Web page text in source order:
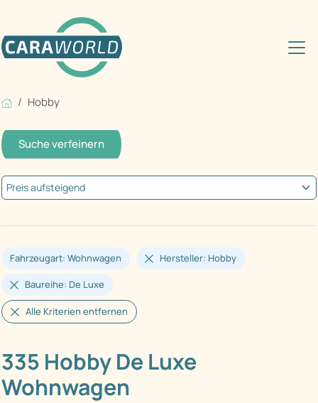
Hobby
Suche verfeinern
Fahrzeugart: Wohnwagen Hersteller: Hobby
Baureihe: De Luxe
Alle Kriterien entfernen
335 Hobby De Luxe
Wohnwagen